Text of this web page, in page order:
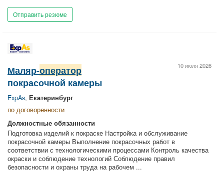
Отправить резюме
10 июля 2026
Маляр-оператор
покрасочной камеры
ExpAs, Екатеринбург
по договоренности
Должностные обязанности
Подготовка изделий к покраске Настройка и обслуживание
покрасочной камеры Выполнение покрасочных работ в
соответствии с технологическими процессами Контроль качества
окраски и соблюдение технологий Соблюдение правил
безопасности и охраны труда на рабочем ...